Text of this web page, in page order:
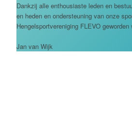
Dankzij alle enthousiaste leden en
en heden en ondersteuning van onze
Hengelsportvereniging FLEVO geworden
Jan van Wijk